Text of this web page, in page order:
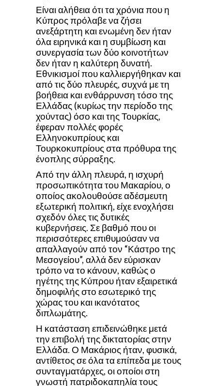
Είναι αλήθεια ότι τα χρόνια που η
Κύπρος πρόλαβε να ζήσει
ανεξάρτητη και ενωμένη δεν ήταν
όλα ειρηνικά και η συμβίωση και
συνεργασία των δύο κοινοτήτων
δεν ήταν η καλύτερη δυνατή.
Εθνικισμοί που καλλιεργήθηκαν και
από τις δύο πλευρές, συχνά με τη
βοήθεια και ενθάρρυνση τόσο της
Ελλάδας (κυρίως την περίοδο της
χούντας) όσο και της Τουρκίας,
έφεραν πολλές φορές
Ελληνοκυπρίους και
Τουρκοκυπρίους στα πρόθυρα της
ένοπλης σύρραξης.
Από την άλλη πλευρά, η ισχυρή
προσωπικότητα του Μακαρίου, ο
οποίος ακολουθούσε αδέσμευτη
εξωτερική πολιτική, είχε ενοχλήσει
σχεδόν όλες τις δυτικές
κυβερνήσεις. Σε βαθμό που οι
περισσότερες επιθυμούσαν να
απαλλαγούν από τον “Κάστρο της
Μεσογείου”, αλλά δεν εύρισκαν
τρόπο να το κάνουν, καθώς ο
ηγέτης της Κύπρου ήταν εξαιρετικά
δημοφιλής στο εσωτερικό της
χώρας του και ικανότατος
διπλωμάτης.
Η κατάσταση επιδεινώθηκε μετά
την επιβολή της δικτατορίας στην
Ελλάδα. Ο Μακάριος ήταν, φυσικά,
αντίθετος σε όλα τα επίπεδα με τους
συνταγματάρχες, οι οποίοι στη
γνωστή πατριδοκαπηλία τους